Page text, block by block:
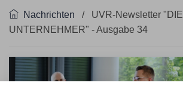
Nachrichten /
UVR-Newsletter "DIE
UNTERNEHMER" - Ausgabe 34